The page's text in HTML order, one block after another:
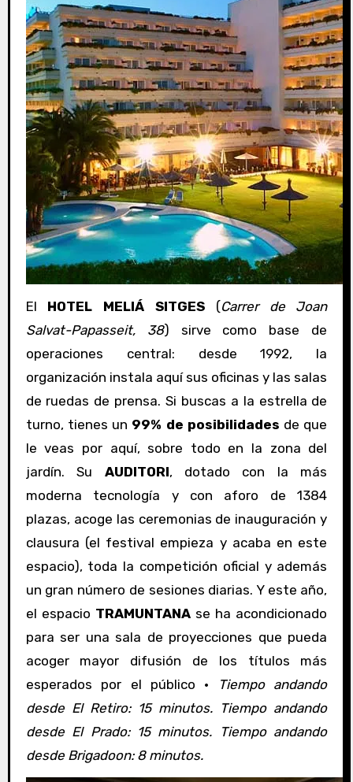
El HOTEL MELIÁ SITGES (Carrer de Joan
Salvat-Papasseit, 38) sirve como base de
operaciones central: desde 1992, la
organización instala aquí sus oficinas y las salas
de ruedas de prensa. Si buscas a la estrella de
turno, tienes un 99% de posibilidades de que
le veas por aquí, sobre todo en la zona del
jardín. Su AUDITORI, dotado con la más
moderna tecnología y con aforo de 1384
plazas, acoge las ceremonias de inauguración y
clausura (el festival empieza y acaba en este
espacio), toda la competición oficial y además
un gran número de sesiones diarias. Y este año,
el espacio TRAMUNTANAse ha acondicionado
para ser una sala de proyecciones que pueda
acoger mayor difusión de los títulos más
esperados por el público ·
Tiempo andando
desde El Retiro: 15 minutos. Tiempo andando
desde El Prado: 15 minutos. Tiempo andando
desde Brigadoon: 8 minutos.